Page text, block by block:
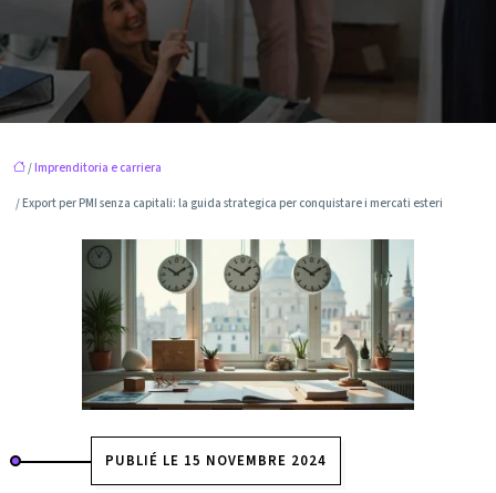
/Imprenditoria e carriera
/ Export per PMI senza capitali: la guida strategica per conquistare i mercati esteri
PUBLIÉ LE 15 NOVEMBRE 2024